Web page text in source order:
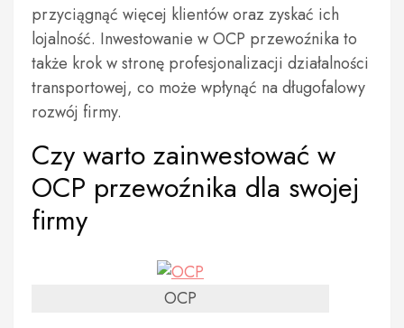
przyciągnąć więcej klientów oraz zyskać ich
lojalność. Inwestowanie w OCP przewoźnika to
także krok w stronę profesjonalizacji działalności
transportowej, co może wpłynąć na długofalowy
rozwój firmy.
Czy warto zainwestować w
OCP przewoźnika dla swojej
firmy
OCP